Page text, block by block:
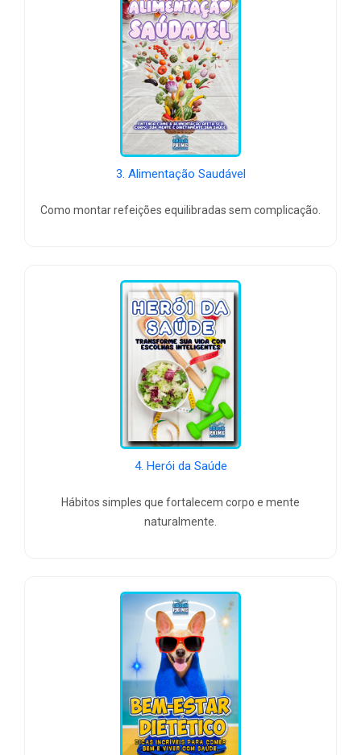
3. Alimentação Saudável
Como montar refeições equilibradas sem complicação.
4. Herói da Saúde
Hábitos simples que fortalecem corpo e mente
naturalmente.